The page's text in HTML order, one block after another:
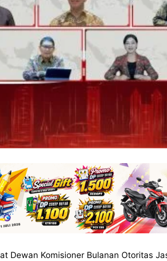
Dewan Komisioner Bulanan Otoritas